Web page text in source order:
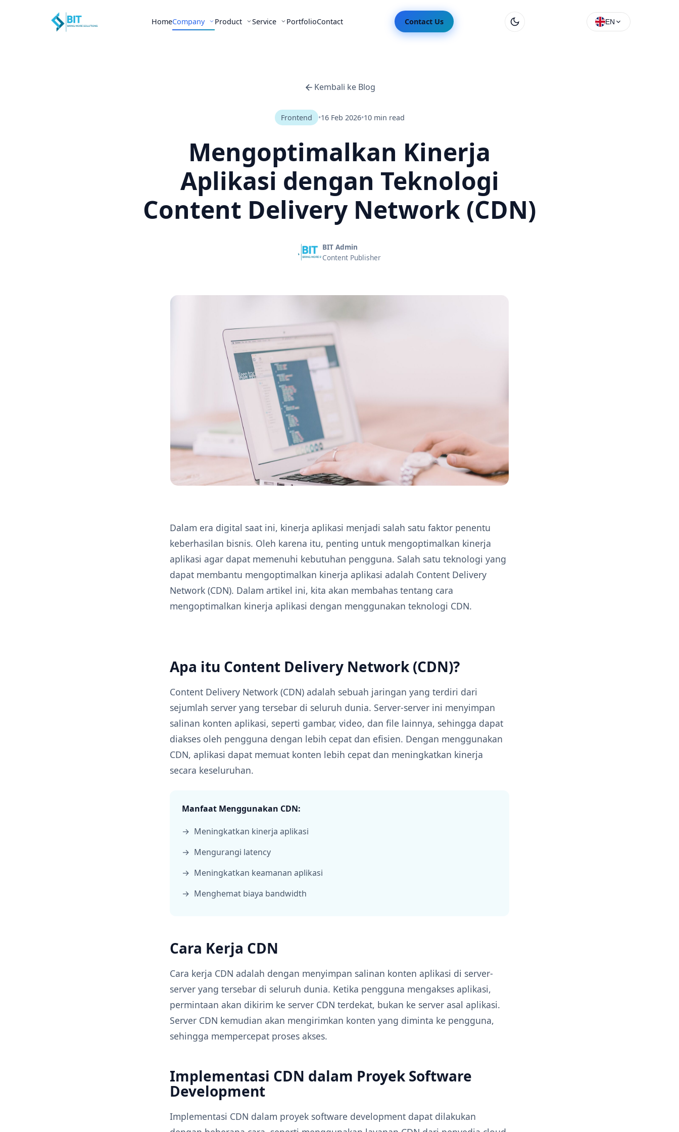
HomeCompany Product Service PortfolioContact Contact Us EN
Kembali ke Blog
Frontend •16 Feb 2026•10 min read
Mengoptimalkan Kinerja
Aplikasi dengan Teknologi
Content Delivery Network (CDN)
BIT Admin
Content Publisher
Dalam era digital saat ini, kinerja aplikasi menjadi salah satu faktor penentu
keberhasilan bisnis. Oleh karena itu, penting untuk mengoptimalkan kinerja
aplikasi agar dapat memenuhi kebutuhan pengguna. Salah satu teknologi yang
dapat membantu mengoptimalkan kinerja aplikasi adalah Content Delivery
Network (CDN). Dalam artikel ini, kita akan membahas tentang cara
mengoptimalkan kinerja aplikasi dengan menggunakan teknologi CDN.
Apa itu Content Delivery Network (CDN)?
Content Delivery Network (CDN) adalah sebuah jaringan yang terdiri dari
sejumlah server yang tersebar di seluruh dunia. Server-server ini menyimpan
salinan konten aplikasi, seperti gambar, video, dan file lainnya, sehingga dapat
diakses oleh pengguna dengan lebih cepat dan efisien. Dengan menggunakan
CDN, aplikasi dapat memuat konten lebih cepat dan meningkatkan kinerja
secara keseluruhan.
Manfaat Menggunakan CDN:
Meningkatkan kinerja aplikasi
Mengurangi latency
Meningkatkan keamanan aplikasi
Menghemat biaya bandwidth
Cara Kerja CDN
Cara kerja CDN adalah dengan menyimpan salinan konten aplikasi di server-
server yang tersebar di seluruh dunia. Ketika pengguna mengakses aplikasi,
permintaan akan dikirim ke server CDN terdekat, bukan ke server asal aplikasi.
Server CDN kemudian akan mengirimkan konten yang diminta ke pengguna,
sehingga mempercepat proses akses.
Implementasi CDN dalam Proyek Software
Development
Implementasi CDN dalam proyek software development dapat dilakukan